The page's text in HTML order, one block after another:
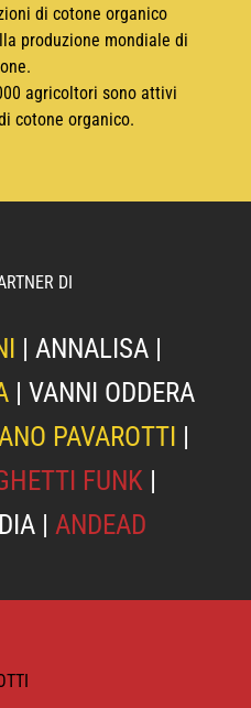
di cotone organico
produzione mondiale di
agricoltori sono attivi
cotone organico.
DI
| ANNALISA |
| VANNI ODDERA
PAVAROTTI |
FUNK |
| ANDEAD